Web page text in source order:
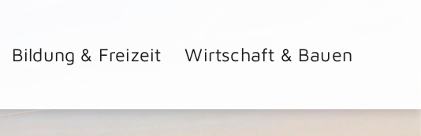
Bildung & Freizeit Wirtschaft & Bauen